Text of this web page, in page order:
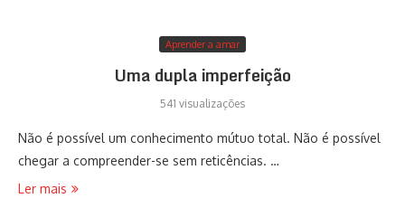
Aprender a amar
Uma dupla imperfeição
541 visualizações
Não é possível um conhecimento mútuo total. Não é possível
chegar a compreender-se sem reticências. …
Ler mais